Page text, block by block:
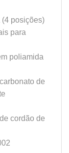
posições)
para
poliamida
de
cordão de